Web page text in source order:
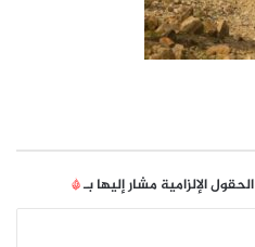
الحقول الإلزامية مشار إليها بـ*